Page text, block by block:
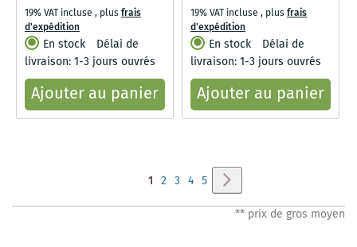
19% VAT incluse , plusfrais
d'expédition
En stock
Délai de
livraison: 1-3 jours ouvrés
Ajouter au panier
19% VAT incluse , plusfrais
d'expédition
En stock
Délai de
livraison: 1-3 jours ouvrés
Ajouter au panier
Vous
lisez
1 Page
2 Page
3 Page
4 Page
5
** prix de gros moyen